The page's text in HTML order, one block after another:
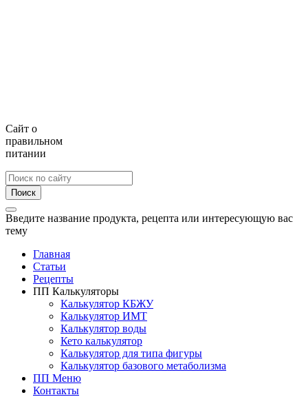
Сайт о
правильном
питании
Поиск
Введите название продукта, рецепта или интересующую вас
тему
Главная
Статьи
Рецепты
ПП Калькуляторы
Калькулятор КБЖУ
Калькулятор ИМТ
Калькулятор воды
Кето калькулятор
Калькулятор для типа фигуры
Калькулятор базового метаболизма
ПП Меню
Контакты